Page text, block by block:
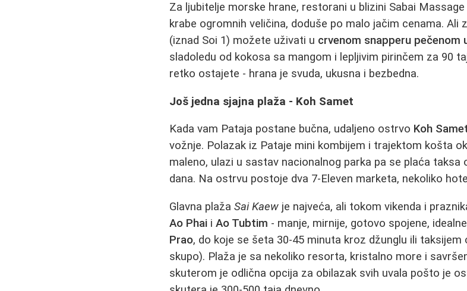
Za ljubitelje morske hrane, restorani u blizini Sabai
krabe ogromnih veličina, doduše po malo jačim cenama. Ali
(iznad Soi 1) možete uživati u crvenom snapperu pečenom
sladoledu od kokosa sa mangom i lepljivim pirinčem za 90
retko ostajete - hrana je svuda, ukusna i bezbedna.
Još jedna sjajna plaža - Koh Samet
Kada vam Pataja postane bučna, udaljeno ostrvo Koh
vožnje. Polazak iz Pataje mini kombijem i trajektom košta
maleno, ulazi u sastav nacionalnog parka pa se plaća taksa
dana. Na ostrvu postoje dva 7-Eleven marketa, nekoliko
Glavna plažaSai Kaew je najveća, ali tokom vikenda i
Ao Phai iAo Tubtim - manje, mirnije, gotovo spojene,
Prao, do koje se šeta 30-45 minuta kroz džunglu ili
skupo). Plaža je sa nekoliko resorta, kristalno more i
skuterom je odlična opcija za obilazak svih uvala pošto je